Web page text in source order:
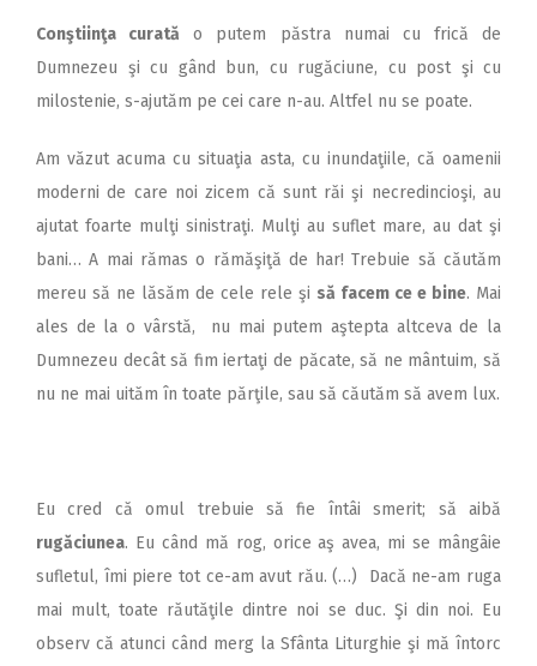
Conştiinţa curată o putem păstra numai cu frică de
Dumnezeu şi cu gând bun, cu rugăciune, cu post şi cu
milostenie, s-ajutăm pe cei care n-au. Altfel nu se poate.
Am văzut acuma cu situaţia asta, cu inundaţiile, că oamenii
moderni de care noi zicem că sunt răi şi necredincioşi, au
ajutat foarte mulţi sinistraţi. Mulţi au suflet mare, au dat şi
bani… A mai rămas o rămăşiţă de har! Trebuie să căutăm
mereu să ne lăsăm de cele rele şi să facem ce e bine. Mai
ales de la o vârstă, nu mai putem aştepta altceva de la
Dumnezeu decât să fim iertaţi de păcate, să ne mântuim, să
nu ne mai uităm în toate părţile, sau să căutăm să avem lux.
Eu cred că omul trebuie să fie întâi smerit; să aibă
rugăciunea. Eu când mă rog, orice aş avea, mi se mângâie
sufletul, îmi piere tot ce-am avut rău. (…) Dacă ne-am ruga
mai mult, toate răutăţile dintre noi se duc. Şi din noi. Eu
observ că atunci când merg la Sfânta Liturghie şi mă întorc